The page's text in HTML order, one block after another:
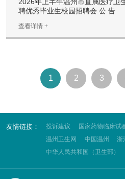
2026年上半年温州市直属医疗卫
聘优秀毕业生校园招聘会 公 告
查看详情 +
1 2 3
友情链接： 投诉建议 国家药物临床试
温州卫生网
中国温州
浙
中华人民共和国（卫生部）